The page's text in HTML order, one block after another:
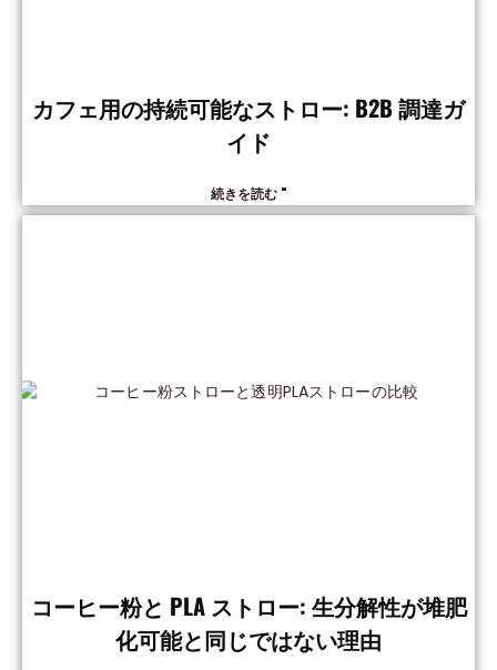
カフェ用の持続可能なストロー: B2B 調達ガ
イド
続きを読む "
コーヒー粉と PLA ストロー: 生分解性が堆肥
化可能と同じではない理由